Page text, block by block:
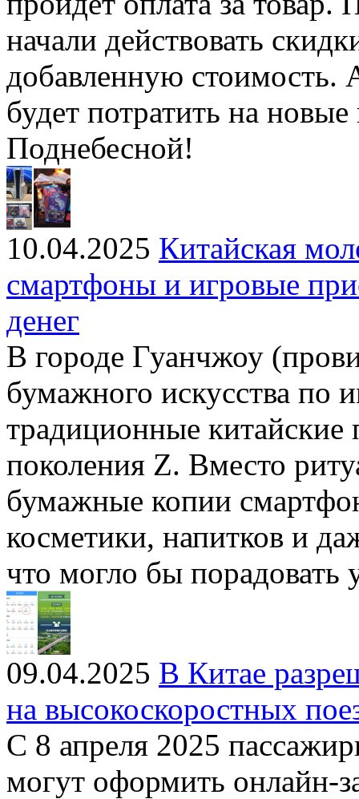
начали действовать
добавленную стоимость.
будет потратить на
Поднебесной!
10.04.2025 Китайская
смартфоны и игровые
денег
В городе Гуанчжоу
бумажного искусства по
традиционные
поколения Z. Вместо
бумажные копии
косметики, напитков и
что могло бы
09.04.2025 В Китае
на высокоскоростных
С 8 апреля 2025
могут оформить онлайн-